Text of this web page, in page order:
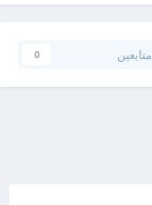
متابعين 0